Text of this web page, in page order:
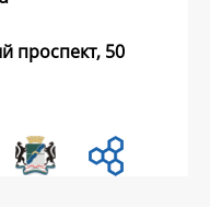
проспект, 50